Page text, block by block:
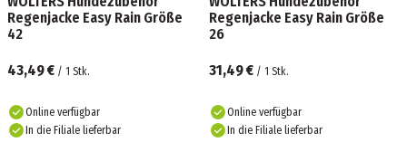
Regenjacke Easy Rain Größe
42
43,49 € / 1 Stk.
Online verfügbar
In die Filiale lieferbar
Regenjacke Easy Rain Größe
26
31,49 € / 1 Stk.
Online verfügbar
In die Filiale lieferbar